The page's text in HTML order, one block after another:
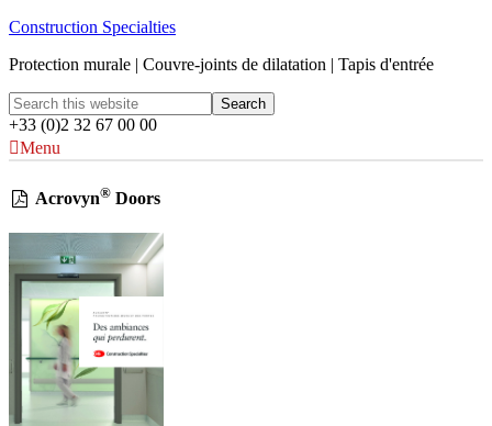
Construction Specialties
Protection murale | Couvre-joints de dilatation | Tapis d'entrée
+33 (0)2 32 67 00 00
Menu
Acrovyn®Doors